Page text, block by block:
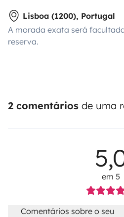
Lisboa (1200), Portugal
A morada exata será
reserva.
2 comentários de uma
em 5
Comentários sobre o seu